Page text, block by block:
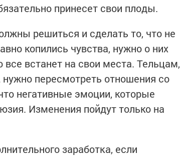
принесет свои плоды.
решиться и сделать то, что не
копились чувства, нужно о них
все встанет на свои места. Тельцам,
пересмотреть отношения со
негативные эмоции, которые
Изменения пойдут только на
заработка, если